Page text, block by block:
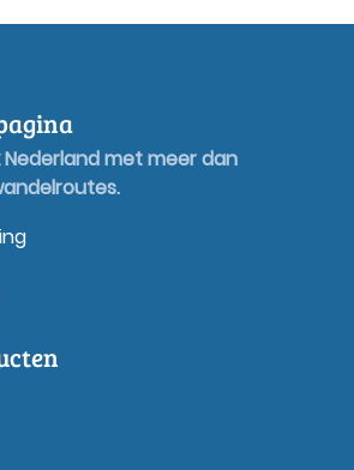
met meer dan